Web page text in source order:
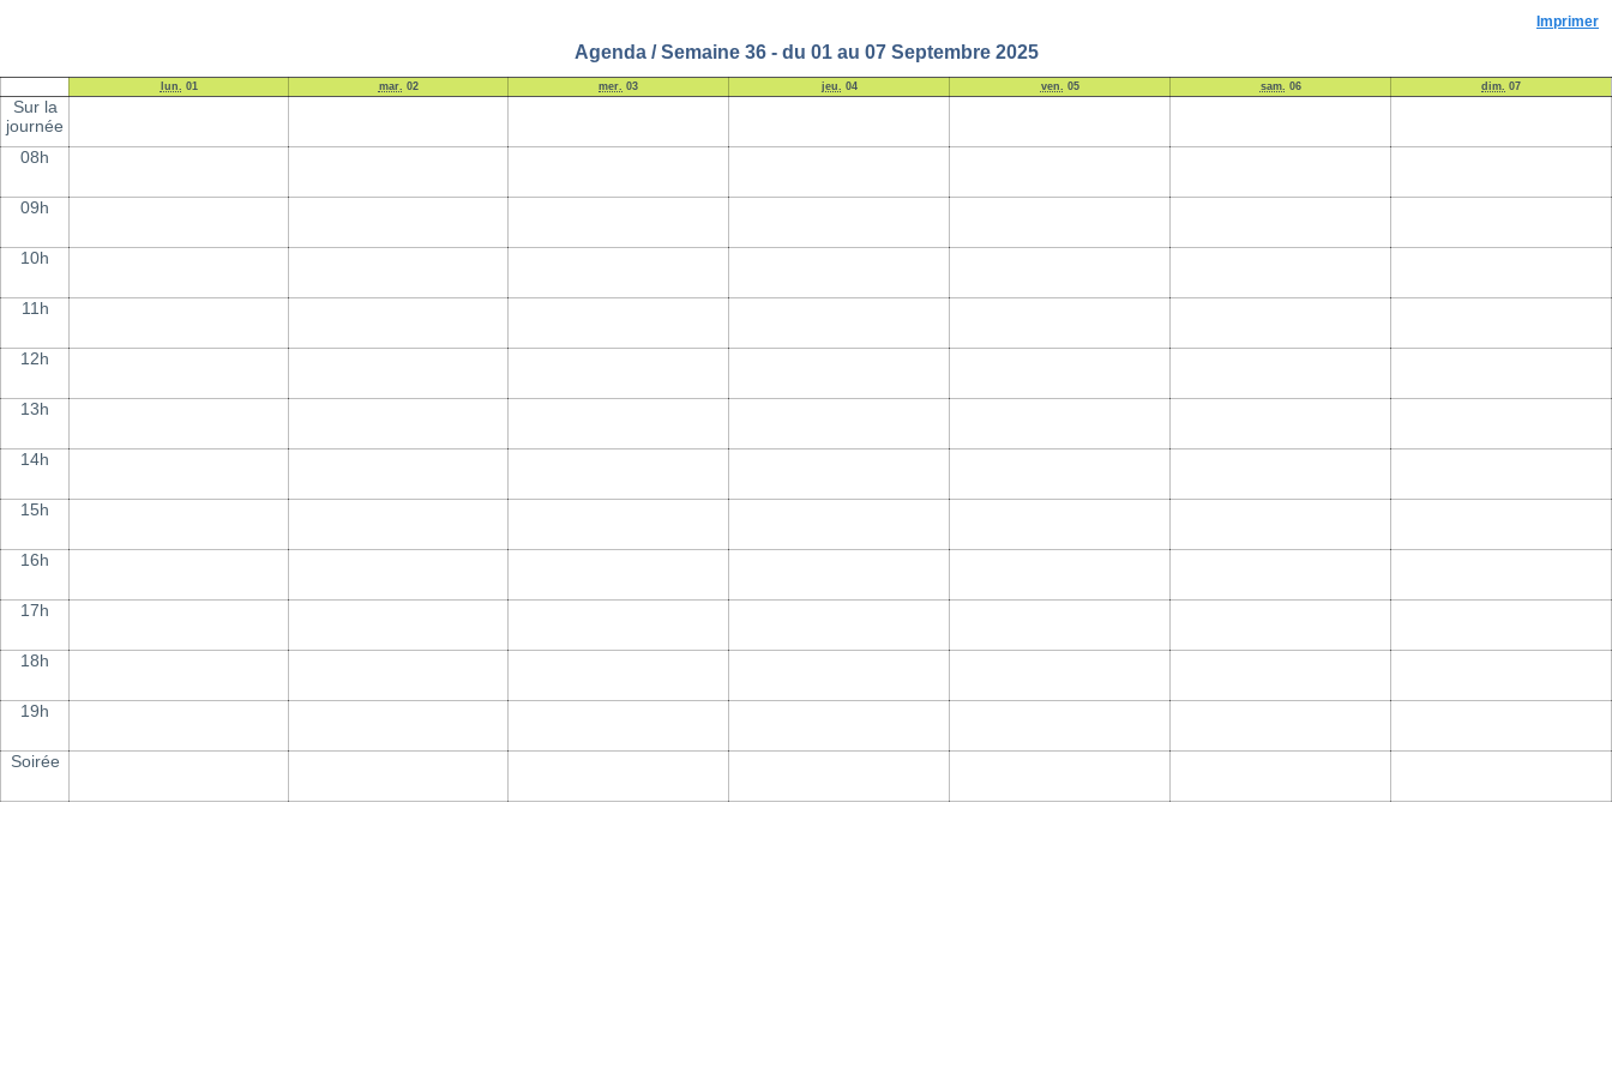
Imprimer
Agenda / Semaine 36 - du 01 au 07 Septembre 2025
lun. 01 mar. 02 mer. 03 jeu. 04 ven. 05 sam. 06 dim. 07
Sur la
journée
08h
09h
10h
11h
12h
13h
14h
15h
16h
17h
18h
19h
Soirée